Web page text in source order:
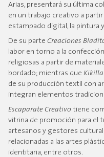
Arias, presentará su última
en un trabajo creativo a
estampado digital, la pintura
De su parte Creaciones
labor en torno a la
religiosas a partir de
bordado; mientras que Kikilla
de su producción textil con
integran elementos
Escaparate Creativo tiene
vitrina de promoción para el
artesanos y gestores
relacionadas a las artes
identitaria, entre otros.